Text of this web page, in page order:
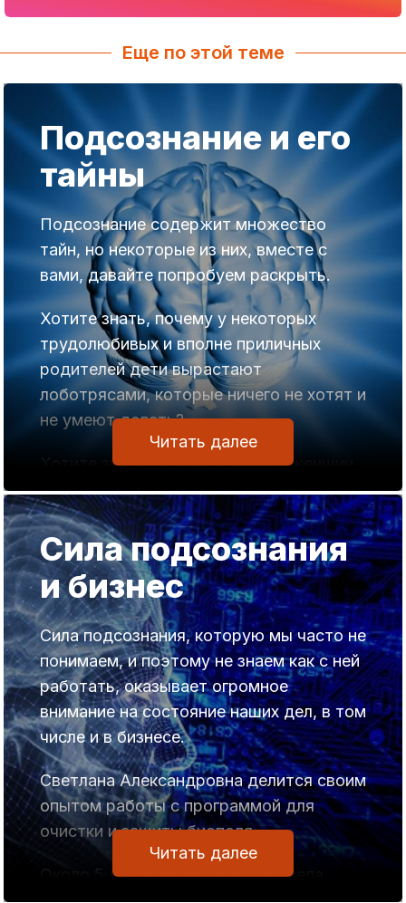
Еще по этой теме
Подсознание и его
тайны
Подсознание содержит множество
тайн, но некоторые из них, вместе с
вами, давайте попробуем раскрыть.
Хотите знать, почему у некоторых
трудолюбивых и вполне приличных
родителей дети вырастают
лоботрясами, которые ничего не хотят и
не умеют делать?
Хотите знать, почему у многих женщин
мужья ведут себя, как малые дети:
такие же беспомощные в ряде
вопросов?
Хотите понять, почему некоторые люди,
какой бы электроприбор они не
покупали, все равно купят бракованный
или плохо работающий?
Поэтому, сегодня речь пойдет о том,
как мы управляем подсознанием своих
близких, и о том, как они управляют
нашим подсознанием.
Иными словами, поговорим о внешнем
управлении, которое проявляется в
семье или на работе в отношениях
начальник-подчиненный.
Читать далее
Сила подсознания
и бизнес
Сила подсознания, которую мы часто не
понимаем, и поэтому не знаем как с ней
работать, оказывает огромное
внимание на состояние наших дел, в том
числе и в бизнесе.
Светлана Александровна делится своим
опытом работы с программой для
очистки и защиты биополя.
Около 5 лет я вполне успешно вела
Читать далее